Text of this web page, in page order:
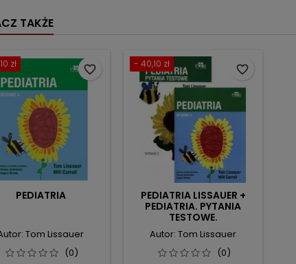
TAKŻE
zł
PEDIATRIA
Tom Lissauer
(0)
favorite_border - 40,10 zł
PEDIATRIA LISSAUER +
PEDIATRIA. PYTANIA
TESTOWE.
Autor: Tom Lissauer
(0)
favorite_border